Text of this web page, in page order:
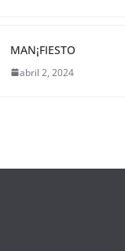
MAN¡FIESTO
abril 2, 2024